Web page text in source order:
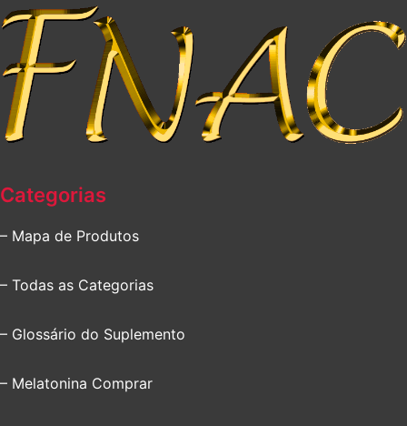
Categorias
– Mapa de Produtos
– Todas as Categorias
– Glossário do Suplemento
– Melatonina Comprar